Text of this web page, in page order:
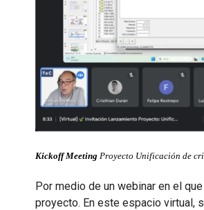
Kickoff Meeting Proyecto Unificación de
Por medio de un webinar en el
proyecto. En este espacio virtual,